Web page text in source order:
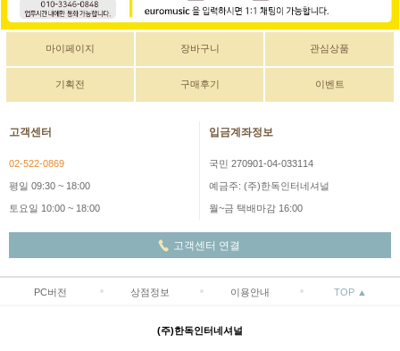
마이페이지 장바구니 관심상품
기획전 구매후기 이벤트
고객센터
02-522-0869
평일 09:30 ~ 18:00
토요일 10:00 ~ 18:00
입금계좌정보
국민 270901-04-033114
예금주: (주)한독인터네셔널
월~금 택배마감 16:00
고객센터 연결
PC버전 상점정보 이용안내 TOP ▲
(주)한독인터네셔널